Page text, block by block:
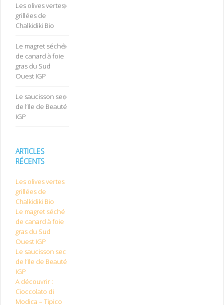
Les olives vertes
grillées de
Chalkidiki Bio
Le magret séché
de canard à foie
gras du Sud
Ouest IGP
Le saucisson sec
de l’Ile de Beauté
IGP
ARTICLES
RÉCENTS
Les olives vertes
grillées de
Chalkidiki Bio
Le magret séché
de canard à foie
gras du Sud
Ouest IGP
Le saucisson sec
de l’Ile de Beauté
IGP
A découvrir :
Cioccolato di
Modica – Tipico